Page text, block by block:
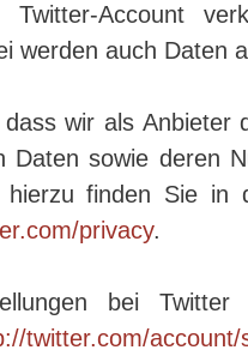
Account
werden auch Daten
wir als Anbieter
Daten sowie deren
finden Sie in
privacy.
bei
twitter.com/account/